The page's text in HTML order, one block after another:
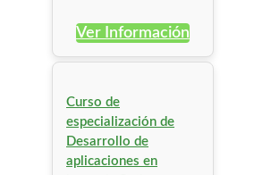
Ver Información
Curso de
especialización de
Desarrollo de
aplicaciones en